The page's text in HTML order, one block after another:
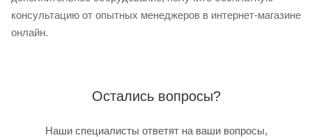
консультацию от опытных менеджеров в интернет-магазине
онлайн.
Остались вопросы?
Наши специалисты ответят на ваши вопросы,